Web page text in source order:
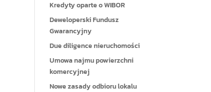
Kredyty oparte o WIBOR
Deweloperski Fundusz
Gwarancyjny
Due diligence nieruchomości
Umowa najmu powierzchni
komercyjnej
Nowe zasady odbioru lokalu